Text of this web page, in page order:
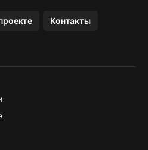
Контакты